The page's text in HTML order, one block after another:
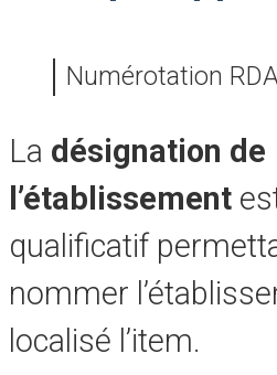
Numérotation
La désignation de
l’établissement
qualificatif
nommer
localisé l’item.